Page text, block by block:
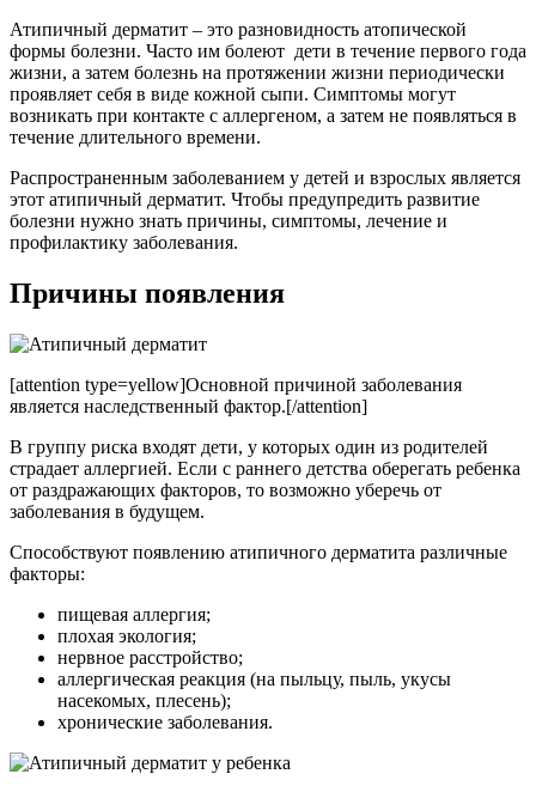
Атипичный дерматит – это разновидность атопической
формы болезни. Часто им болеют дети в течение первого года
жизни, а затем болезнь на протяжении жизни периодически
проявляет себя в виде кожной сыпи. Симптомы могут
возникать при контакте с аллергеном, а затем не появляться в
течение длительного времени.
Распространенным заболеванием у детей и взрослых является
этот атипичный дерматит. Чтобы предупредить развитие
болезни нужно знать причины, симптомы, лечение и
профилактику заболевания.
Причины появления
[attention type=yellow]Основной причиной заболевания
является наследственный фактор.[/attention]
В группу риска входят дети, у которых один из родителей
страдает аллергией. Если с раннего детства оберегать ребенка
от раздражающих факторов, то возможно уберечь от
заболевания в будущем.
Способствуют появлению атипичного дерматита различные
факторы:
пищевая аллергия;
плохая экология;
нервное расстройство;
аллергическая реакция (на пыльцу, пыль, укусы
насекомых, плесень);
хронические заболевания.